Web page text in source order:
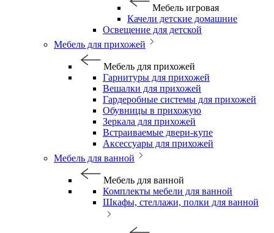
Мебель игровая
Качели детские домашние
Освещение для детской
Мебель для прихожей
Мебель для прихожей
Гарнитуры для прихожей
Вешалки для прихожей
Гардеробные системы для прихожей
Обувницы в прихожую
Зеркала для прихожей
Встраиваемые двери-купе
Аксессуары для прихожей
Мебель для ванной
Мебель для ванной
Комплекты мебели для ванной
Шкафы, стеллажи, полки для ванной